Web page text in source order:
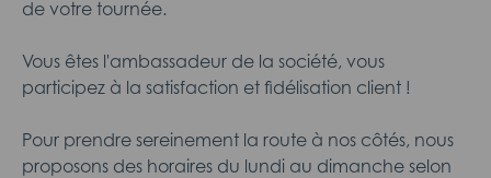
de votre tournée.
Vous êtes l'ambassadeur de la société, vous
participez à la satisfaction et fidélisation client !
Pour prendre sereinement la route à nos côtés, nous
proposons des horaires du lundi au dimanche selon